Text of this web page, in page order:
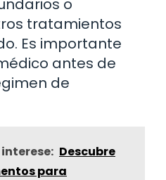
o
tratamientos
Es importante
antes de
de
Descubre
para